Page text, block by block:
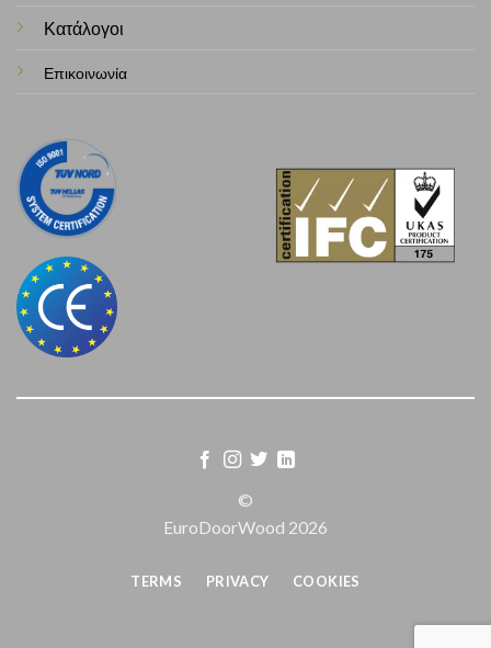
Κατάλογοι
Επικοινωνία
©
EuroDoorWood 2026
TERMS PRIVACY COOKIES